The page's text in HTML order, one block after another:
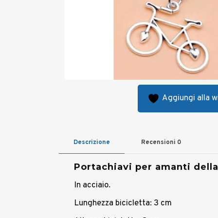
Aggiungi alla
Descrizione Recensioni 0
Portachiavi per amanti
In acciaio.
Lunghezza bicicletta: 3 cm